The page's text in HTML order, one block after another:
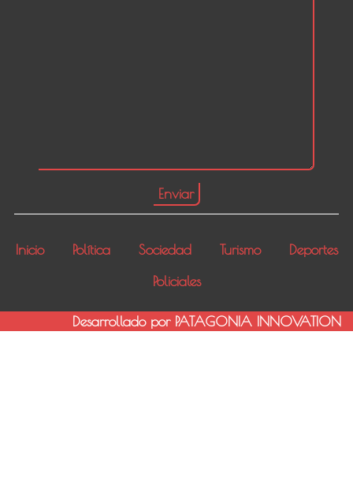
Inicio Política Sociedad Turismo
Deportes
Policiales
Desarrollado por PATAGONIA INNOVATION